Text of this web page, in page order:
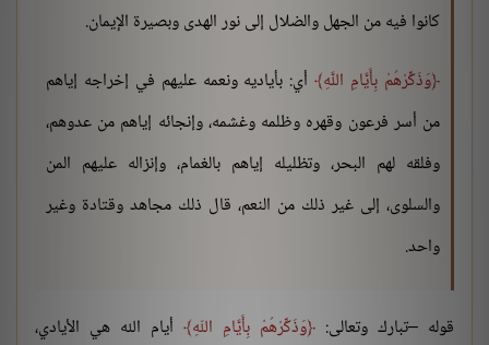
كانوا فيه من الجهل والضلال إلى نور الهدى وبصيرة الإيمان.
وَذَكِّرْهُمْ بِأَيَّامِ اللَّهِ أي: بأياديه ونعمه عليهم في إخراجه إياهم
من أسر فرعون وقهره وظلمه وغشمه، وإنجائه إياهم من عدوهم،
وفلقه لهم البحر، وتظليله إياهم بالغمام، وإنزاله عليهم المن
والسلوى، إلى غير ذلك من النعم، قال ذلك مجاهد وقتادة وغير
واحد.
قوله –تبارك وتعالى: وَذَكِّرْهُمْ بِأَيَّامِ اللّهِ
أيام الله هي الأيادي،